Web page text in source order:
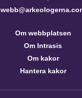
Om webbplatsen
Om Intrasis
Om kakor
Hantera kakor